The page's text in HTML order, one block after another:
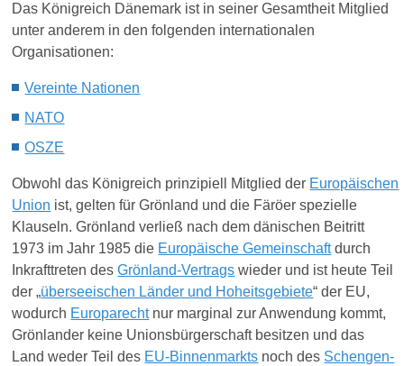
Das Königreich Dänemark ist in seiner Gesamtheit Mitglied
unter anderem in den folgenden internationalen
Organisationen:
Vereinte Nationen
NATO
OSZE
Obwohl das Königreich prinzipiell Mitglied der Europäischen
Union ist, gelten für Grönland und die Färöer spezielle
Klauseln. Grönland verließ nach dem dänischen Beitritt
1973 im Jahr 1985 die Europäische Gemeinschaftdurch
Inkrafttreten desGrönland-Vertrags wieder und ist heute Teil
der „überseeischen Länder und Hoheitsgebiete“ der EU,
wodurch Europarechtnur marginal zur Anwendung kommt,
Grönlander keine Unionsbürgerschaft besitzen und das
Land weder Teil des EU-Binnenmarkts noch des Schengen-